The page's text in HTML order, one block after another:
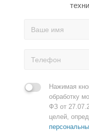
Нажимая
обработку
ФЗ от
целей,